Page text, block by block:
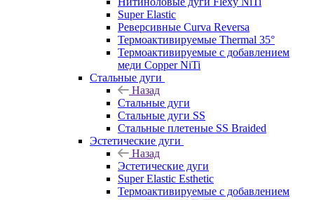
Super Elastic
Реверсивные Curva Reversa
Термоактивируемые Thermal 35°
Термоактивируемые с добавлением
меди Copper NiTi
Стальные дуги
Назад
Стальные дуги
Стальные дуги SS
Стальные плетеные SS Braided
Эстетические дуги
Назад
Эстетические дуги
Super Elastic Esthetic
Термоактивируемые с добавлением